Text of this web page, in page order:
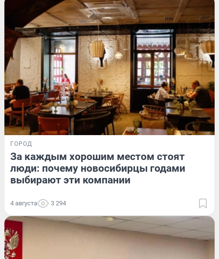
ГОРОД
За каждым хорошим местом стоят
люди: почему новосибирцы годами
выбирают эти компании
4 августа 3 294